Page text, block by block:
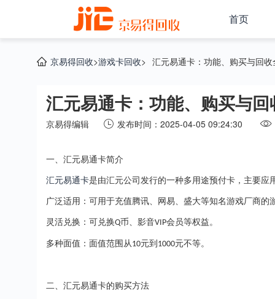
首页
京易得回收>游戏卡回收> 汇元易通卡：功能、购买与回
汇元易通卡：功能、购买与
京易得编辑 发布时间：2025-04-05 09:24:30
一、汇元易通卡简介
汇元易通卡是由汇元公司发行的一种多用途预付卡，主要
广泛适用：可用于充值腾讯、网易、盛大等知名游戏厂商的
灵活兑换：可兑换Q币、影音VIP会员等权益。
多种面值：面值范围从10元到 1000元不等。
二、汇元易通卡的购买方法